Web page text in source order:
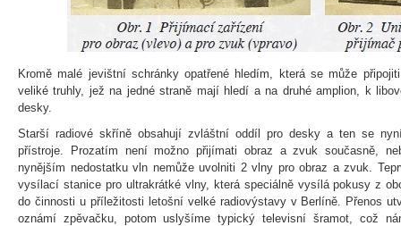
Kromě malé jevištní schránky opatřené hledím, která se může
veliké truhly, jež na jedné straně mají hledí a na druhé amplion, k
desky.
Starší radiové skříně obsahují zvláštní oddíl pro desky a ten se
přístroje. Prozatím není možno přijímati obraz a zvuk současně,
nynějším nedostatku vln nemůže uvolniti 2 vlny pro obraz a zvuk.
vysílací stanice pro ultrakrátké vlny, která speciálně vysílá pokusy z
do činnosti u příležitosti letošní velké radiovýstavy v Berlíně. Přenos
oznámí zpěvačku, potom uslyšíme typický televisní šramot, což